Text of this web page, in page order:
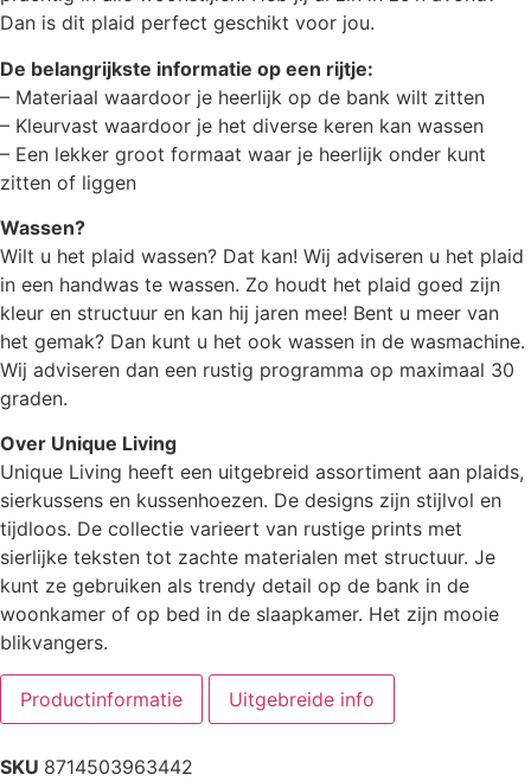
Dan is dit plaid perfect geschikt voor jou.
De belangrijkste informatie op een rijtje:
– Materiaal waardoor je heerlijk op de bank wilt zitten
– Kleurvast waardoor je het diverse keren kan wassen
– Een lekker groot formaat waar je heerlijk onder kunt
zitten of liggen
Wassen?
Wilt u het plaid wassen? Dat kan! Wij adviseren u het plaid
in een handwas te wassen. Zo houdt het plaid goed zijn
kleur en structuur en kan hij jaren mee! Bent u meer van
het gemak? Dan kunt u het ook wassen in de wasmachine.
Wij adviseren dan een rustig programma op maximaal 30
graden.
Over Unique Living
Unique Living heeft een uitgebreid assortiment aan plaids,
sierkussens en kussenhoezen. De designs zijn stijlvol en
tijdloos. De collectie varieert van rustige prints met
sierlijke teksten tot zachte materialen met structuur. Je
kunt ze gebruiken als trendy detail op de bank in de
woonkamer of op bed in de slaapkamer. Het zijn mooie
blikvangers.
Productinformatie Uitgebreide info
SKU 8714503963442